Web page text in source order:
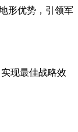
形优势，引领军
现最佳战略效